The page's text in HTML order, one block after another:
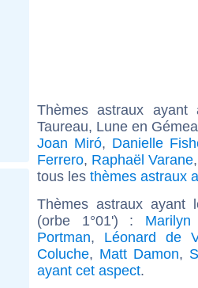
Thèmes astraux
Taureau, Lune en
Joan Miró, Danielle
Ferrero, Raphaël Varane
tous les thèmes astraux
Thèmes astraux ayant
(orbe 1°01') :
Portman, Léonard de
Coluche, Matt Damon,
ayant cet aspect.